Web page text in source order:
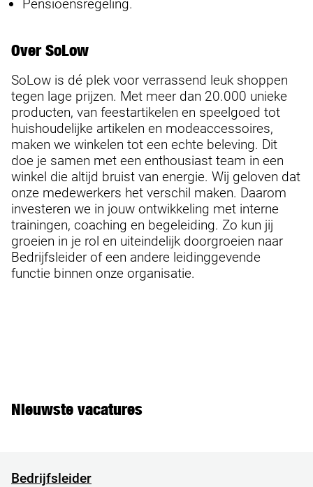
Pensioensregeling.
Over SoLow
SoLow is dé plek voor verrassend leuk shoppen
tegen lage prijzen. Met meer dan 20.000 unieke
producten, van feestartikelen en speelgoed tot
huishoudelijke artikelen en modeaccessoires,
maken we winkelen tot een echte beleving. Dit
doe je samen met een enthousiast team in een
winkel die altijd bruist van energie. Wij geloven dat
onze medewerkers het verschil maken. Daarom
investeren we in jouw ontwikkeling met interne
trainingen, coaching en begeleiding. Zo kun jij
groeien in je rol en uiteindelijk doorgroeien naar
Bedrijfsleider of een andere leidinggevende
functie binnen onze organisatie.
Nieuwste vacatures
Bedrijfsleider